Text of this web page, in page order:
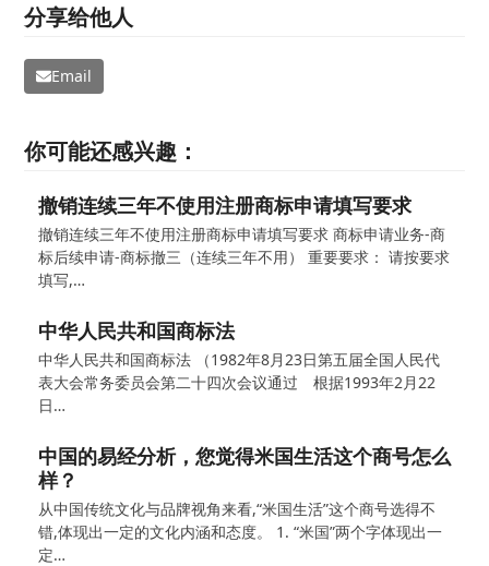
分享给他人
Email
你可能还感兴趣：
撤销连续三年不使用注册商标申请填写要求
撤销连续三年不使用注册商标申请填写要求 商标申请业务-商
标后续申请-商标撤三（连续三年不用） 重要要求： 请按要求
填写,…
中华人民共和国商标法
中华人民共和国商标法 （1982年8月23日第五届全国人民代
表大会常务委员会第二十四次会议通过 根据1993年2月22
日…
中国的易经分析，您觉得米国生活这个商号怎么
样？
从中国传统文化与品牌视角来看,“米国生活”这个商号选得不
错,体现出一定的文化内涵和态度。 1. “米国”两个字体现出一
定…